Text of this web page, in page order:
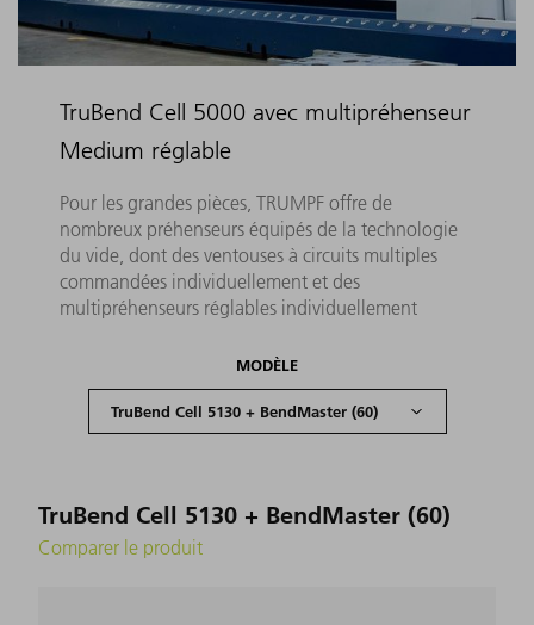
TruBend Cell 5000 avec multipréhenseur
Medium réglable
Pour les grandes pièces, TRUMPF offre de
nombreux préhenseurs équipés de la technologie
du vide, dont des ventouses à circuits multiples
commandées individuellement et des
multipréhenseurs réglables individuellement
MODÈLE
TruBend Cell 5130 + BendMaster (60)
Comparer le produit